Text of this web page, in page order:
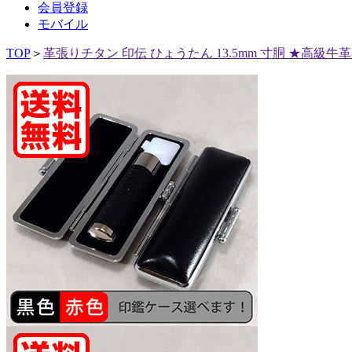
会員登録
モバイル
TOP ＞ 革張りチタン 印伝 ひょうたん 13.5mm 寸胴 ★高級牛